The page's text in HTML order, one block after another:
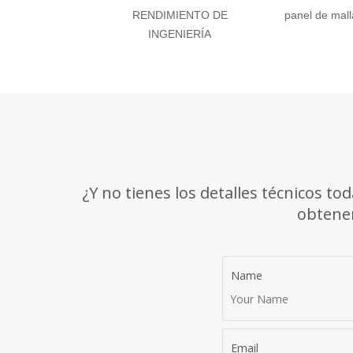
RENDIMIENTO DE
INGENIERÍA
panel de
¿Y no tienes los detalles técnicos
Name
Email